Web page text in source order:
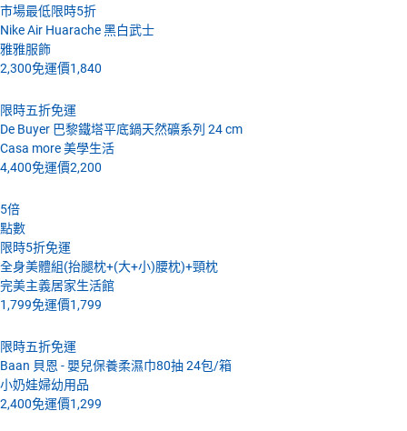
市場最低限時5折
Nike Air Huarache 黑白武士
雅雅服飾
2,300免運價1,840
限時五折免運
De Buyer 巴黎鐵塔平底鍋天然礦系列 24 cm
Casa more 美學生活
4,400免運價2,200
5倍
點數
限時5折免運
全身美體組(抬腿枕+(大+小)腰枕)+頸枕
完美主義居家生活館
1,799免運價1,799
限時五折免運
Baan 貝恩 - 嬰兒保養柔濕巾80抽 24包/箱
小奶娃婦幼用品
2,400免運價1,299